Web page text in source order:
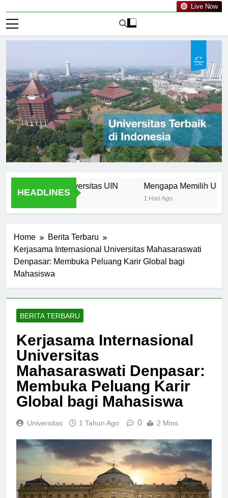
Live Now
HEADLINES
from Universitas UIN Mengapa Memilih
1 Hari Ago
Home
Berita Terbaru
Kerjasama Internasional Universitas Mahasaraswati
Denpasar: Membuka Peluang Karir Global bagi
Mahasiswa
BERITA TERBARU
Kerjasama Internasional
Universitas
Mahasaraswati Denpasar:
Membuka Peluang Karir
Global bagi Mahasiswa
Universitas 1 Tahun Ago 0 2 Mins